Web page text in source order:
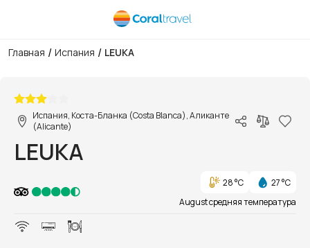
Главная / Испания / LEUKA
Испания, Коста-Бланка (Costa Blanca), Аликанте
(Alicante)
LEUKA
28 °C
27 °C
August средняя температура